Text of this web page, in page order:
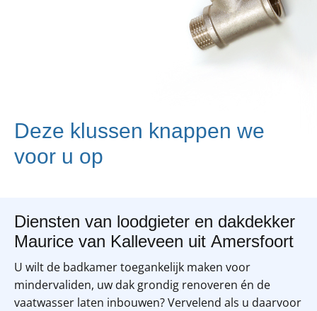
Deze klussen knappen we
voor u op
Diensten van loodgieter en dakdekker
Maurice van Kalleveen uit Amersfoort
U wilt de badkamer toegankelijk maken voor
mindervaliden, uw dak grondig renoveren én de
vaatwasser laten inbouwen? Vervelend als u daarvoor